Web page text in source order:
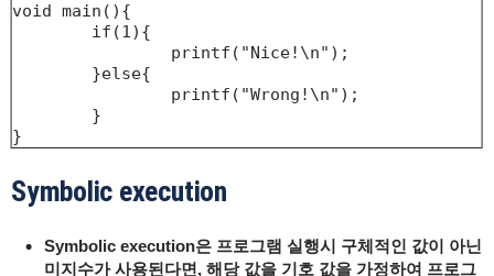
void main(){
	if(1){
		printf("Nice!\n");
	}else{
		printf("Wrong!\n");
	}
}
Symbolic execution
Symbolic execution은 프로그램 실행시 구체적인 값이 아닌
미지수가 사용된다면, 해당 값을 기호 값을 가정하여 프로그